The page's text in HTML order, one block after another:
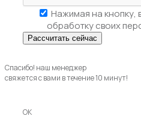
Нажимая на кнопку,
обработку своих
Спасибо! наш менеджер
свяжется с вами в течение 10 минут!
OK